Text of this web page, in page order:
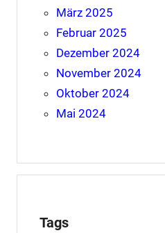
März 2025
Februar 2025
Dezember 2024
November 2024
Oktober 2024
Mai 2024
Tags